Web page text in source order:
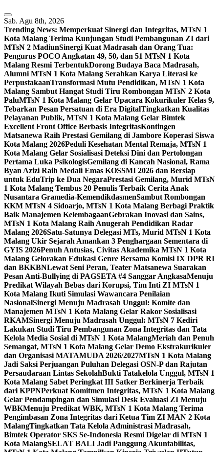
Sab. Agu 8th, 2026
Trending News: Memperkuat Sinergi dan Integritas, MTsN 1
Kota Malang Terima Kunjungan Studi Pembangunan ZI dari
MTsN 2 MadiunSinergi Kuat Madrasah dan Orang Tua:
Pengurus POCO Angkatan 49, 50, dan 51 MTsN 1 Kota
Malang Resmi TerbentukDorong Budaya Baca Madrasah,
Alumni MTsN 1 Kota Malang Serahkan Karya Literasi ke
PerpustakaanTransformasi Mutu Pendidikan, MTsN 1 Kota
Malang Sambut Hangat Studi Tiru Rombongan MTsN 2 Kota
PaluMTsN 1 Kota Malang Gelar Upacara Kokurikuler Kelas 9,
Tebarkan Pesan Persatuan di Era DigitalTingkatkan Kualitas
Pelayanan Publik, MTsN 1 Kota Malang Gelar Bimtek
Excellent Front Office Berbasis IntegritasKontingen
Matsanewa Raih Prestasi Gemilang di Jambore Koperasi Siswa
Kota Malang 2026Peduli Kesehatan Mental Remaja, MTsN 1
Kota Malang Gelar Sosialisasi Deteksi Dini dan Pertolongan
Pertama Luka PsikologisGemilang di Kancah Nasional, Rama
Byan Azizi Raih Medali Emas KOSSMI 2026 dan Bersiap
untuk EduTrip ke Dua NegaraPrestasi Gemilang, Murid MTsN
1 Kota Malang Tembus 20 Penulis Terbaik Cerita Anak
Nusantara Gramedia-KemendikdasmenSambut Rombongan
KKM MTsN 4 Sidoarjo, MTsN 1 Kota Malang Berbagi Praktik
Baik Manajemen KelembagaanGebrakan Inovasi dan Sains,
MTsN 1 Kota Malang Raih Anugerah Pendidikan Radar
Malang 2026Satu-Satunya Delegasi MTs, Murid MTsN 1 Kota
Malang Ukir Sejarah Amankan 3 Penghargaan Sementara di
GYIS 2026Penuh Antusias, Civitas Akademika MTsN 1 Kota
Malang Gelorakan Edukasi Genre Bersama Komisi IX DPR RI
dan BKKBNLewat Seni Peran, Teater Matsanewa Suarakan
Pesan Anti-Bullying di PAGSETA #4 Sanggar AngkasaMenuju
Predikat Wilayah Bebas dari Korupsi, Tim Inti ZI MTsN 1
Kota Malang Ikuti Simulasi Wawancara Penilaian
NasionalSinergi Menuju Madrasah Unggul: Komite dan
Manajemen MTsN 1 Kota Malang Gelar Rakor Sosialisasi
RKAMSinergi Menuju Madrasah Unggul: MTsN 7 Kediri
Lakukan Studi Tiru Pembangunan Zona Integritas dan Tata
Kelola Media Sosial di MTsN 1 Kota MalangMeriah dan Penuh
Semangat, MTsN 1 Kota Malang Gelar Demo Ekstrakurikuler
dan Organisasi MATAMUDA 2026/2027MTsN 1 Kota Malang
Jadi Saksi Perjuangan Puluhan Delegasi OSN-P dan Rajutan
Persaudaraan Lintas SekolahBukti Tatakelola Unggul, MTsN 1
Kota Malang Sabet Peringkat III Satker Berkinerja Terbaik
dari KPPNPerkuat Komitmen Integritas, MTsN 1 Kota Malang
Gelar Pendampingan dan Simulasi Desk Evaluasi ZI Menuju
WBKMenuju Predikat WBK, MTsN 1 Kota Malang Terima
Pengimbasan Zona Integritas dari Ketua Tim ZI MAN 2 Kota
MalangTingkatkan Tata Kelola Administrasi Madrasah,
Bimtek Operator SKS Se-Indonesia Resmi Digelar di MTsN 1
Kota MalangSELAT BALI Jadi Panggung Akuntabilitas,